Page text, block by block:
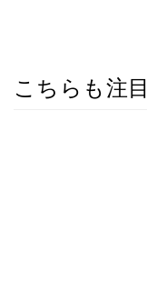
こちらも注目